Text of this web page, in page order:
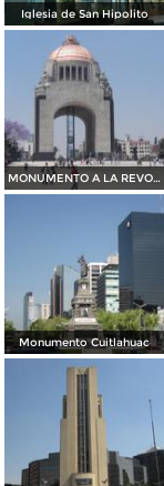
Iglesia de San Hipolito
MONUMENTO A LA REVOLUCION
Monumento Cuitlahuac